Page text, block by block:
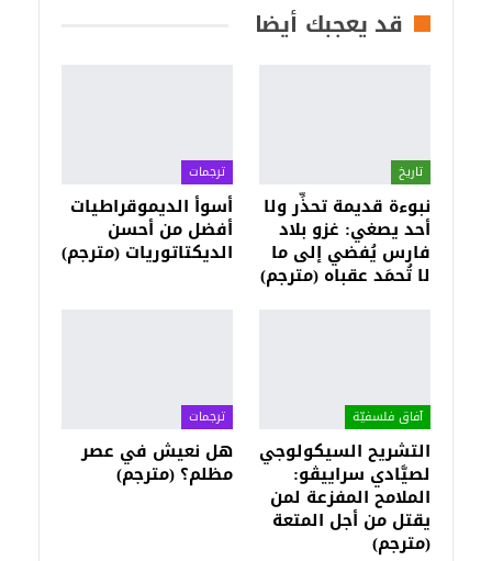
قد يعجبك أيضا
تاريخ
نبوءة قديمة تحذِّر ولا
أحد يصغي: غزو بلاد
فارس يُفضي إلى ما
لا تُحمَد عقباه (مترجم)
ترجمات
أسوأ الديموقراطيات
أفضل من أحسن
الديكتاتوريات (مترجم)
آفاق فلسفيّة‎
التشريح السيكولوجي
لصيَّادي سراييڤو:
الملامح المفزعة لمن
يقتل من أجل المتعة
(مترجم)
ترجمات
هل نعيش في عصر
مظلم؟ (مترجم)